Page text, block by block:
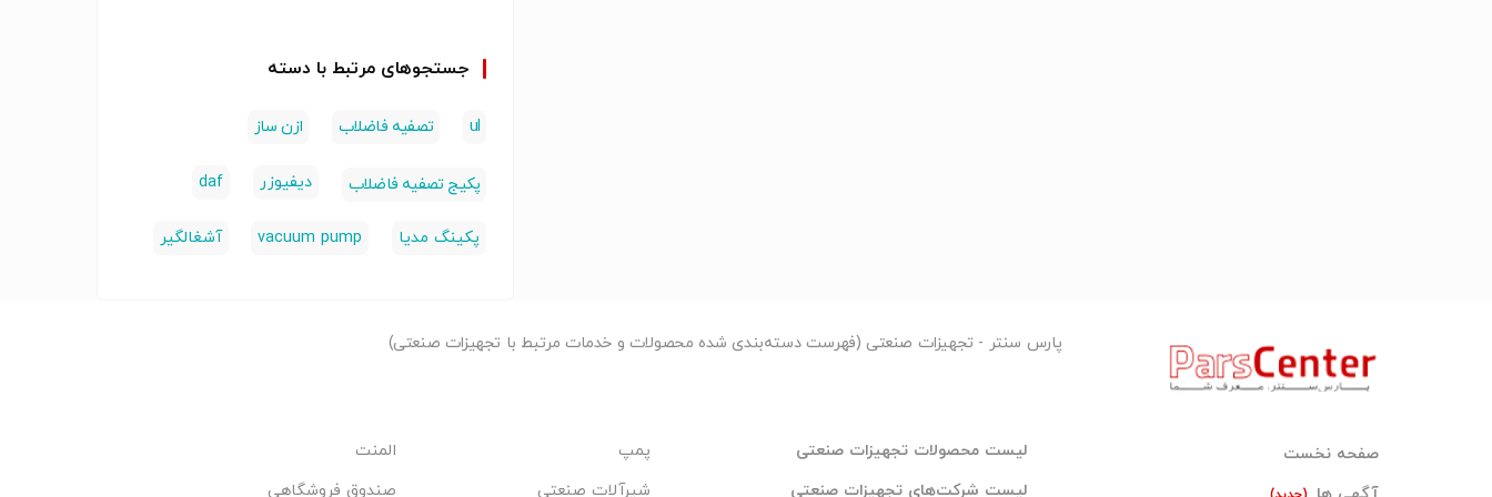
جستجوهای مرتبط با دسته
ul تصفیه فاضلاب ازن ساز
پکیج تصفیه فاضلاب دیفیوزر daf
پکینگ مدیا vacuum pump آشغالگیر
صفحه نخست
پارس سنتر - تجهیزات صنعتی (فهرست دسته‌بندی شده محصولات و خدمات مرتبط با تجهیزات صنعتی)
لیست محصولات تجهیزات صنعتی
لیست شرکت‌های تجهیزات صنعتی
پمپ
شیرآلات صنعتی
المنت
صندوق فروشگاهی